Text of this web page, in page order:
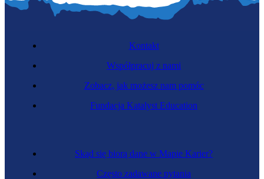
Skąd się biorą dane w Mapie Karier?
Często zadawane pytania
Kontakt
Współpracuj z nami
Zobacz, jak możesz nam pomóc
Fundacja Katalyst Education